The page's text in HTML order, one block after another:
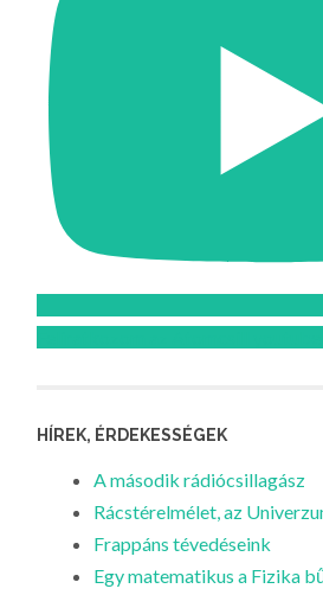
HÍREK, ÉRDEKESSÉGEK
A második rádiócsillagász
Rácstérelmélet, az
Frappáns tévedéseink
Egy matematikus a Fizika